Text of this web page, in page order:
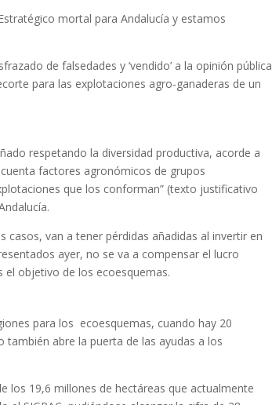
mortal para Andalucía y estamos
de falsedades y ‘vendido’ a la opinión pública
para las explotaciones agro-ganaderas de un
respetando la diversidad productiva, acorde a
factores agronómicos de grupos
que los conforman” (texto justificativo
casos, van a tener pérdidas añadidas al invertir en
ayer, no se va a compensar el lucro
el objetivo de los ecoesquemas.
para los ecoesquemas, cuando hay 20
también abre la puerta de las ayudas a los
los 19,6 millones de hectáreas que actualmente